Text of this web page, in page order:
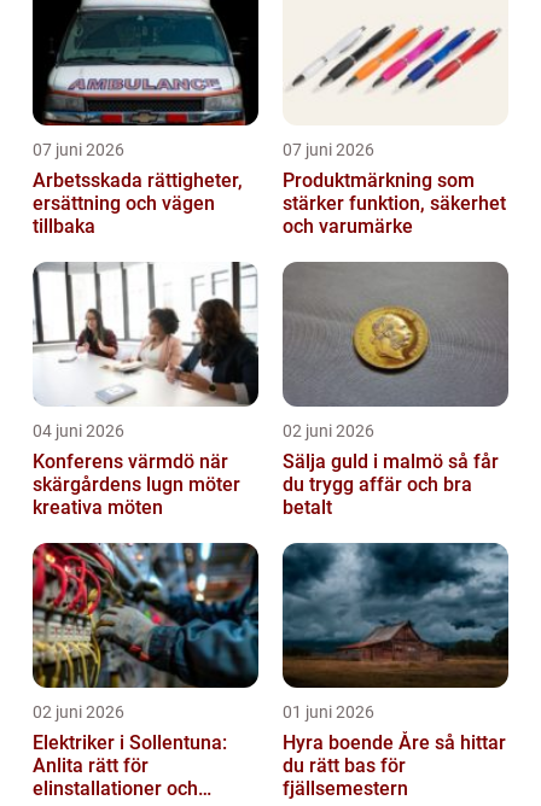
07 juni 2026
Arbetsskada rättigheter,
ersättning och vägen
tillbaka
07 juni 2026
Produktmärkning som
stärker funktion, säkerhet
och varumärke
04 juni 2026
Konferens värmdö när
skärgårdens lugn möter
kreativa möten
02 juni 2026
Sälja guld i malmö så får
du trygg affär och bra
betalt
02 juni 2026
Elektriker i Sollentuna:
Anlita rätt för
elinstallationer och
01 juni 2026
Hyra boende Åre så hittar
du rätt bas för
fjällsemestern